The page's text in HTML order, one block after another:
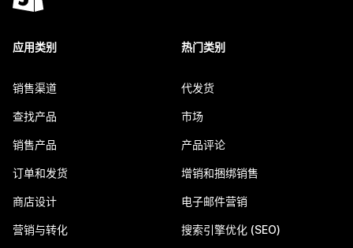
应用类别
销售渠道
查找产品
销售产品
订单和发货
商店设计
营销与转化
热门类别
代发货
市场
产品评论
增销和捆绑销售
电子邮件营销
搜索引擎优化 (SEO)